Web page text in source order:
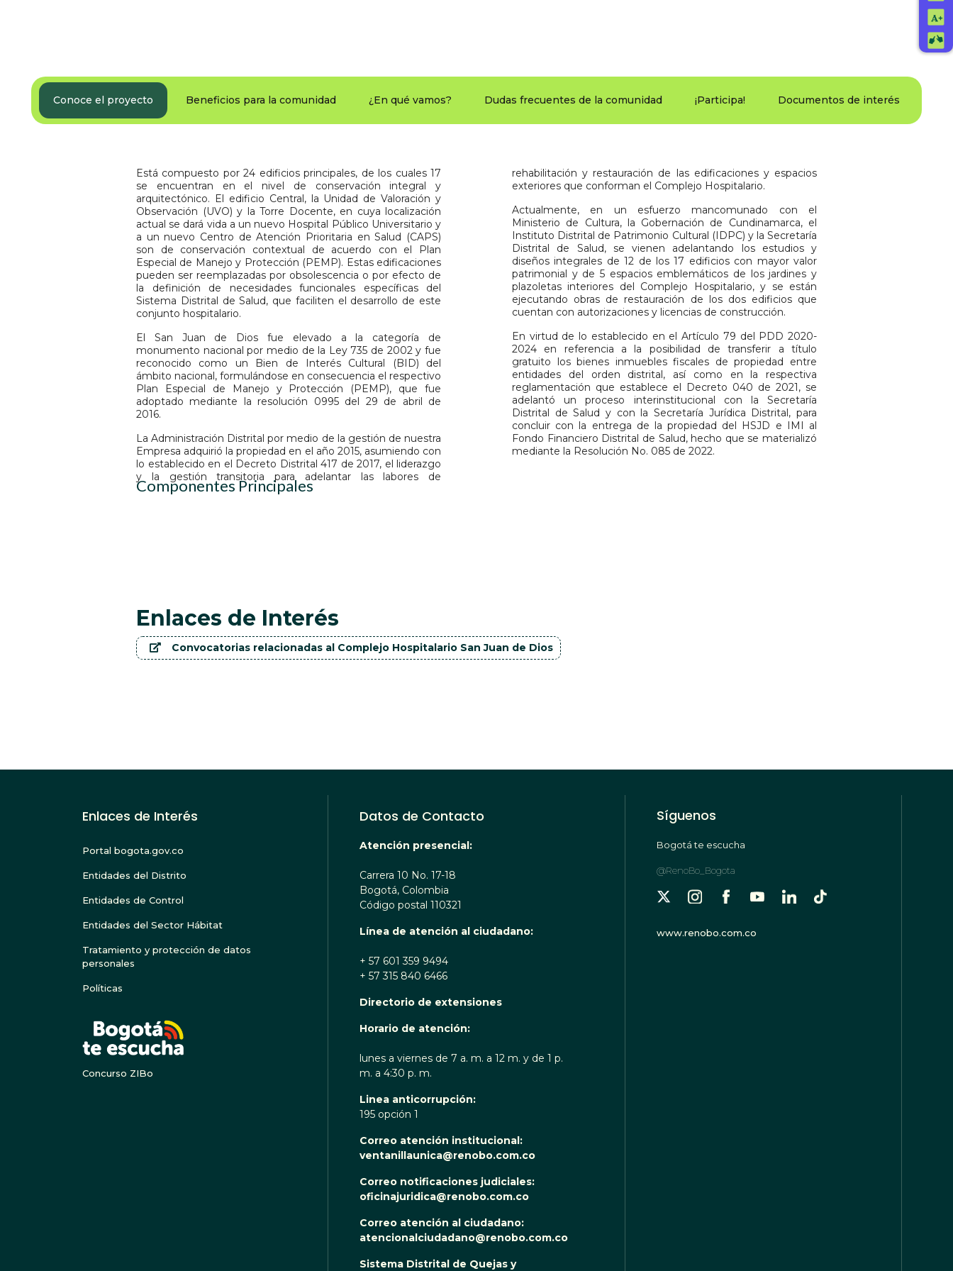
Conoce el proyecto Beneficios para la comunidad ¿En qué vamos? Dudas frecuentes de la comunidad ¡Participa! Documentos de interés
Está compuesto por 24 edificios principales, de los cuales 17
se encuentran en el nivel de conservación integral y
arquitectónico. El edificio Central, la Unidad de Valoración y
Observación (UVO) y la Torre Docente, en cuya localización
actual se dará vida a un nuevo Hospital Público Universitario y
a un nuevo Centro de Atención Prioritaria en Salud (CAPS)
son de conservación contextual de acuerdo con el Plan
Especial de Manejo y Protección (PEMP). Estas edificaciones
pueden ser reemplazadas por obsolescencia o por efecto de
la definición de necesidades funcionales específicas del
Sistema Distrital de Salud, que faciliten el desarrollo de este
conjunto hospitalario.
El San Juan de Dios fue elevado a la categoría de
monumento nacional por medio de la Ley 735 de 2002 y fue
reconocido como un Bien de Interés Cultural (BID) del
ámbito nacional, formulándose en consecuencia el respectivo
Plan Especial de Manejo y Protección (PEMP), que fue
adoptado mediante la resolución 0995 del 29 de abril de
2016.
La Administración Distrital por medio de la gestión de nuestra
Empresa adquirió la propiedad en el año 2015, asumiendo con
lo establecido en el Decreto Distrital 417 de 2017, el liderazgo
y la gestión transitoria para adelantar las labores de
rehabilitación y restauración de las edificaciones y espacios
exteriores que conforman el Complejo Hospitalario.
Actualmente, en un esfuerzo mancomunado con el
Ministerio de Cultura, la Gobernación de Cundinamarca, el
Instituto Distrital de Patrimonio Cultural (IDPC) y la Secretaría
Distrital de Salud, se vienen adelantando los estudios y
diseños integrales de 12 de los 17 edificios con mayor valor
patrimonial y de 5 espacios emblemáticos de los jardines y
plazoletas interiores del Complejo Hospitalario, y se están
ejecutando obras de restauración de los dos edificios que
cuentan con autorizaciones y licencias de construcción.
En virtud de lo establecido en el Artículo 79 del PDD 2020-
2024 en referencia a la posibilidad de transferir a título
gratuito los bienes inmuebles fiscales de propiedad entre
entidades del orden distrital, así como en la respectiva
reglamentación que establece el Decreto 040 de 2021, se
adelantó un proceso interinstitucional con la Secretaría
Distrital de Salud y con la Secretaría Jurídica Distrital, para
concluir con la entrega de la propiedad del HSJD e IMI al
Fondo Financiero Distrital de Salud, hecho que se materializó
mediante la Resolución No. 085 de 2022.
Componentes Principales
Enlaces de Interés
Convocatorias relacionadas al Complejo Hospitalario San Juan de Dios
Enlaces de Interés
Portal bogota.gov.co
Entidades del Distrito
Entidades de Control
Entidades del Sector Hábitat
Tratamiento y protección de datos
personales
Políticas
Concurso ZIBo
Datos de Contacto
Atención presencial:
Carrera 10 No. 17-18
Bogotá, Colombia
Código postal 110321
Línea de atención al ciudadano:
+ 57 601 359 9494
+ 57 315 840 6466
Directorio de extensiones
Horario de atención:
lunes a viernes de 7 a. m. a 12 m. y de 1 p.
m. a 4:30 p. m.
Linea anticorrupción:
195 opción 1
Correo atención institucional:
ventanillaunica@renobo.com.co
Correo notificaciones judiciales:
oficinajuridica@renobo.com.co
Correo atención al ciudadano:
atencionalciudadano@renobo.com.co
Sistema Distrital de Quejas y
Síguenos
Bogotá te escucha
@RenoBo_Bogota
www.renobo.com.co